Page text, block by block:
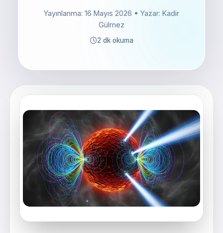
Yayınlanma: 16 Mayıs 2026 • Yazar: Kadir
Gülmez
2 dk okuma